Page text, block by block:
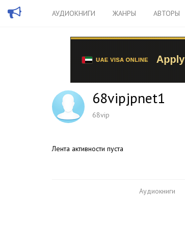
АУДИОКНИГИ ЖАНРЫ АВТОРЫ
68vipjpnet1
68vip
Лента активности пуста
Аудиокниги